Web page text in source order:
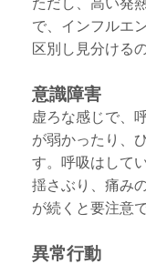
ただし、高い発
で、インフルエ
区別し見分ける
意識障害
虚ろな感じで、
が弱かったり、
す。呼吸はして
揺さぶり、痛み
が続くと要注意で
異常行動